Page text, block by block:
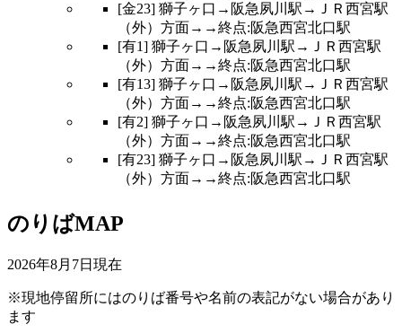
[金23] 獅子ヶ口→阪急夙川駅→ＪＲ西宮駅
（外）方面→→終点:阪急西宮北口駅
[有1] 獅子ヶ口→阪急夙川駅→ＪＲ西宮駅
（外）方面→→終点:阪急西宮北口駅
[有13] 獅子ヶ口→阪急夙川駅→ＪＲ西宮駅
（外）方面→→終点:阪急西宮北口駅
[有2] 獅子ヶ口→阪急夙川駅→ＪＲ西宮駅
（外）方面→→終点:阪急西宮北口駅
[有23] 獅子ヶ口→阪急夙川駅→ＪＲ西宮駅
（外）方面→→終点:阪急西宮北口駅
のりばMAP
2026年8月7日 現在
※現地停留所にはのりば番号や名前の表記がない場合があり
ます